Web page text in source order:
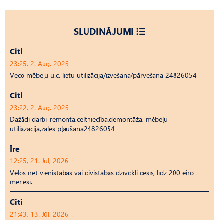
SLUDINĀJUMI
Citi
23:25, 2. Aug, 2026
Veco mēbeļu u.c. lietu utilizācija/izvešana/pārvešana 24826054
Citi
23:22, 2. Aug, 2026
Dažādi darbi-remonta,celtniecība,demontāža, mēbeļu
utiliāzācija,zāles pļaušana24826054
Īrē
12:25, 21. Jūl, 2026
Vēlos īrēt vienistabas vai divistabas dzīvokli cēsīs, līdz 200 eiro
mēnesī.
Citi
21:43, 13. Jūl, 2026